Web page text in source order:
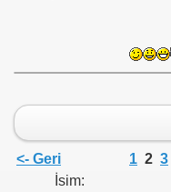
<- Geri 1 2 3
İsim: